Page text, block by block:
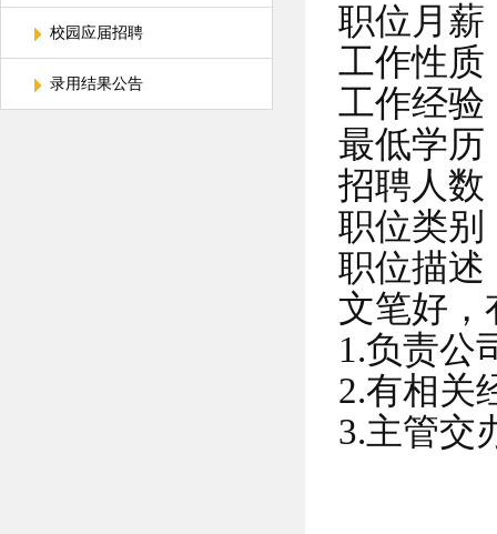
校园应届招聘
录用结果公告
职位月薪
工作性质
工作经验
最低学历
招聘人数
职位类别
职位描述
文笔好，
1.负责公
2.有相关
3.主管交